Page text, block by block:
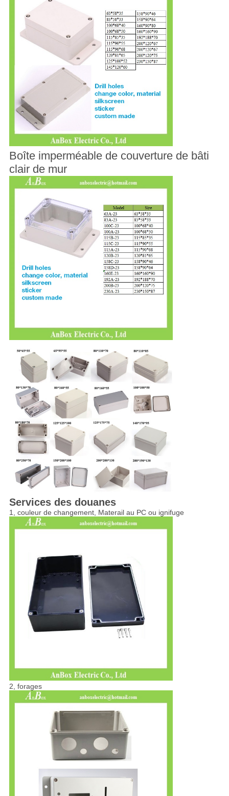
Boîte imperméable de couverture de bâti
clair de mur
Services des douanes
1, couleur de changement, Materail au PC ou ignifuge
2, forages